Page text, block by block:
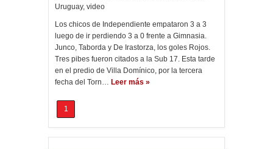
Uruguay, video
Los chicos de Independiente empataron 3 a 3
luego de ir perdiendo 3 a 0 frente a Gimnasia.
Junco, Taborda y De Irastorza, los goles Rojos.
Tres pibes fueron citados a la Sub 17. Esta tarde
en el predio de Villa Domínico, por la tercera
fecha del Torn… Leer más »
1